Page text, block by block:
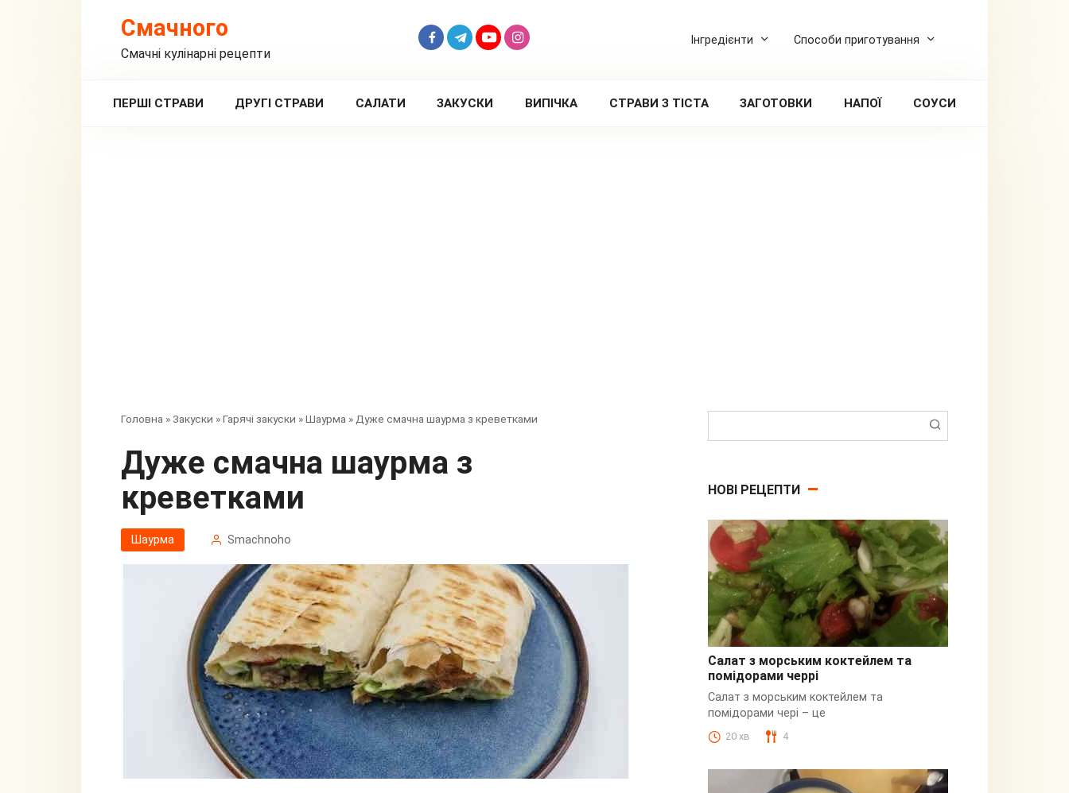
Смачного
Смачні кулінарні рецепти
Інгредієнти Способи приготування
ПЕРШІ СТРАВИ ДРУГІ СТРАВИ САЛАТИ ЗАКУСКИ ВИПІЧКА СТРАВИ З ТІСТА ЗАГОТОВКИ НАПОЇ СОУСИ
Головна » Закуски »Гарячі закуски »Шаурма » Дуже смачна шаурма з креветками
Дуже смачна шаурма з
креветками
Шаурма Smachnoho
НОВІ РЕЦЕПТИ
З кальмарами
Салат з морським коктейлем та
помідорами черрі
Салат з морським коктейлем та
помідорами чері – це
20 хв 4